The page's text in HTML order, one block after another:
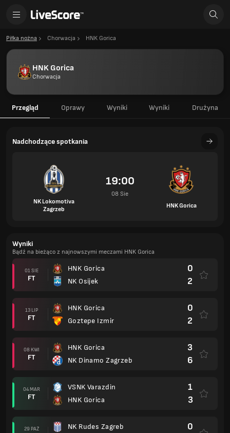
Piłka nożna Chorwacja HNK Gorica
HNK Gorica
Chorwacja
Przegląd Oprawy Wyniki Wyniki Drużyna
Nadchodzące spotkania
NK Lokomotiva
Zagrzeb
19:00
08 Sie
HNK Gorica
Wyniki
Bądź na bieżąco z najnowszymi meczami HNK Gorica
01 SIE
FT
HNK Gorica
NK Osijek
0
2
13 LIP
FT
HNK Gorica
Goztepe Izmir
0
2
08 KWI
FT
HNK Gorica
NK Dinamo Zagrzeb
3
6
04 MAR
FT
VSNK Varazdin
HNK Gorica
1
3
29 PAŹ
NK Rudes Zagreb
0